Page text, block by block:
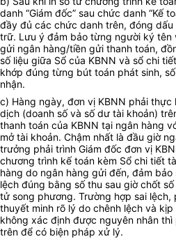
danh “Giám đốc” sau chức danh “Kế
đầy đủ các chức danh trên, đóng
trữ. Lưu ý đảm bảo từng người ký tên
gửi ngân hàng/tiền gửi thanh toán,
số liệu giữa Sổ của KBNN và sổ chi
khớp đúng từng bút toán phát sinh,
nhận.
c) Hàng ngày, đơn vị KBNN phải thực
dịch (doanh số và số dư tài khoản)
thanh toán của KBNN tại ngân hàng
mở tài khoản. Chậm nhất là đầu giờ
trưởng phải trình Giám đốc đơn vị
chương trình kế toán kèm Sổ chi tiết
hàng do ngân hàng gửi đến, đảm
lệch đúng bằng số thu sau giờ chốt
tử song phương. Trường hợp sai lệch,
thuyết minh rõ lý do chênh lệch và
không xác định được nguyên nhân
trên để có biện pháp xử lý.